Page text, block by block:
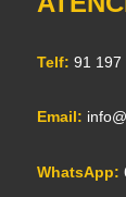
Telf: 91 197
Email:
WhatsApp: